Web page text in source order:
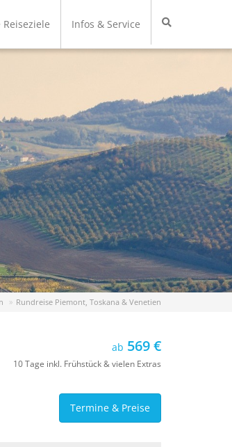
Reiseziele Infos & Service
Rundreise Piemont, Toskana & Venetien
ab 569 €
10 Tage inkl. Frühstück & vielen Extras
Termine & Preise